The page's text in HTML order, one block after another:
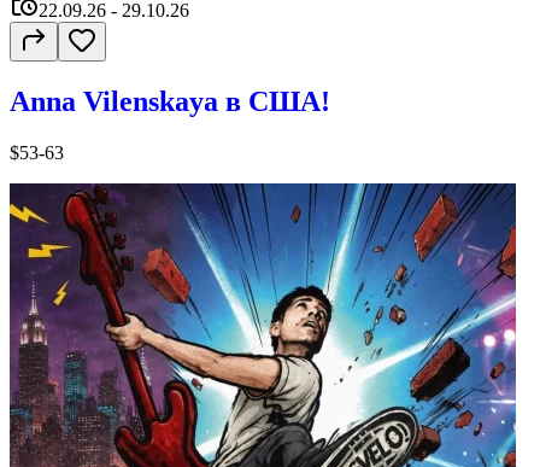
22.09.26 - 29.10.26
Anna Vilenskaya в США!
$53-63